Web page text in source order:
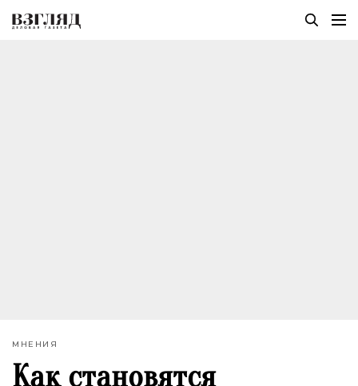
МНЕНИЯ
Как становятся